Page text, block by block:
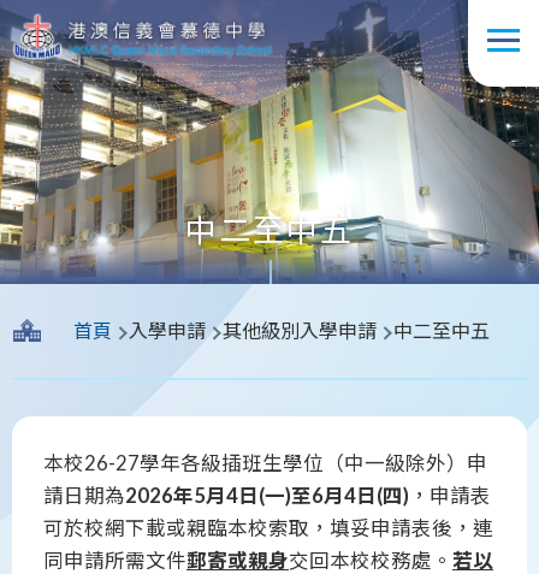
移至主內容
中二至中五
航
連
首頁 入學申請 其他級別入學申請 中二至中五
本校26-27學年各級插班生學位（中一級除外）申
請日期為2026年5月4日(一)至6月4日(四) ，申請表
可於校網下載或親臨本校索取，填妥申請表後，連
同申請所需文件郵寄或親身交回本校校務處。 若以